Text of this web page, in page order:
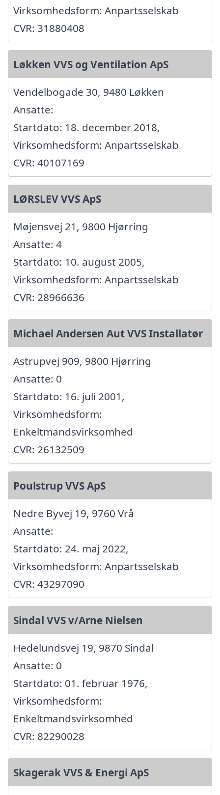
Virksomhedsform: Anpartsselskab
CVR: 31880408
Løkken VVS og Ventilation ApS
Vendelbogade 30, 9480 Løkken
Ansatte:
Startdato: 18. december 2018,
Virksomhedsform: Anpartsselskab
CVR: 40107169
LØRSLEV VVS ApS
Møjensvej 21, 9800 Hjørring
Ansatte: 4
Startdato: 10. august 2005,
Virksomhedsform: Anpartsselskab
CVR: 28966636
Michael Andersen Aut VVS Installatør
Astrupvej 909, 9800 Hjørring
Ansatte: 0
Startdato: 16. juli 2001,
Virksomhedsform:
Enkeltmandsvirksomhed
CVR: 26132509
Poulstrup VVS ApS
Nedre Byvej 19, 9760 Vrå
Ansatte:
Startdato: 24. maj 2022,
Virksomhedsform: Anpartsselskab
CVR: 43297090
Sindal VVS v/Arne Nielsen
Hedelundsvej 19, 9870 Sindal
Ansatte: 0
Startdato: 01. februar 1976,
Virksomhedsform:
Enkeltmandsvirksomhed
CVR: 82290028
Skagerak VVS & Energi ApS